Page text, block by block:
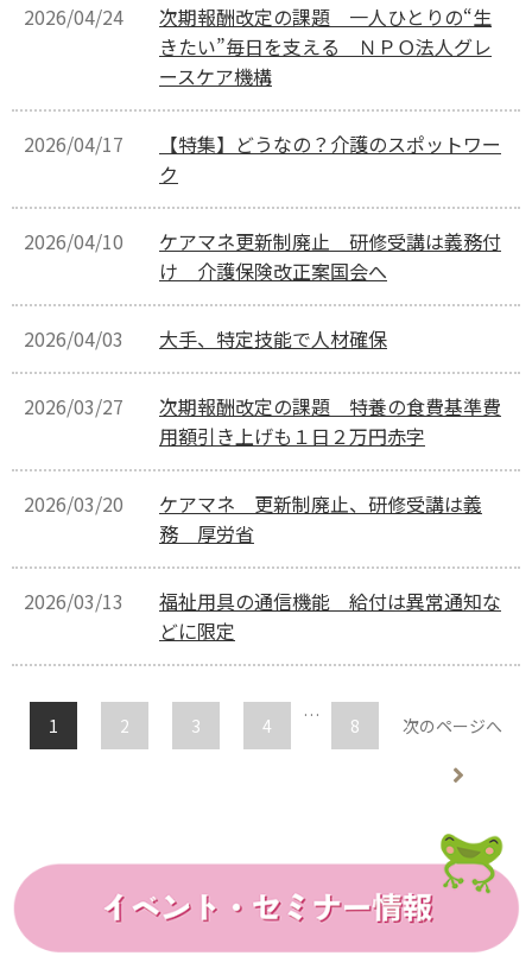
2026/04/24
次期報酬改定の課題 一人ひとりの“生
きたい”毎日を支える ＮＰＯ法人グレ
ースケア機構
2026/04/17
【特集】どうなの？介護のスポットワー
ク
2026/04/10
ケアマネ更新制廃止 研修受講は義務付
け 介護保険改正案国会へ
2026/04/03 大手、特定技能で人材確保
2026/03/27
次期報酬改定の課題 特養の食費基準費
用額引き上げも１日２万円赤字
2026/03/20
ケアマネ 更新制廃止、研修受講は義
務 厚労省
2026/03/13
福祉用具の通信機能 給付は異常通知な
どに限定
1 2 3 4 … 8 次のページへ